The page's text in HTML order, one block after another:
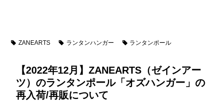
ZANEARTS ランタンハンガー ランタンポール
【2022年12月】ZANEARTS（ゼインアー
ツ）のランタンポール「オズハンガー」の
再入荷/再販について